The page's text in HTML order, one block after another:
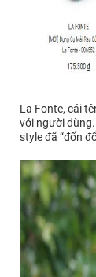
La Fonte, cái
với người
style đã “đốn